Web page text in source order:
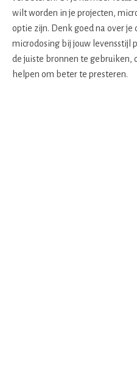
wilt worden in je projecten,
optie zijn. Denk goed na over je
microdosing bij jouw levensstijl
de juiste bronnen te gebruiken,
helpen om beter te presteren.